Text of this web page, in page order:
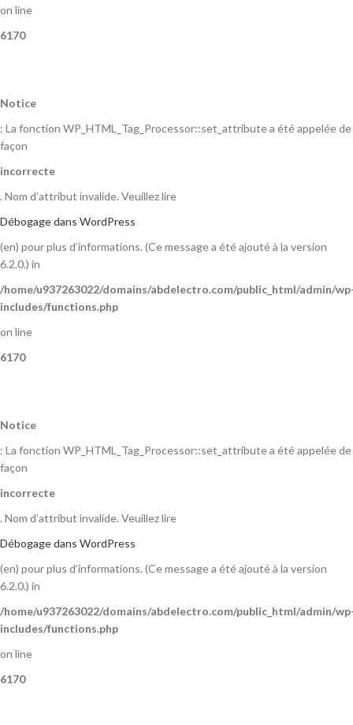
on line
6170
Notice
: La fonction WP_HTML_Tag_Processor::set_attribute a été appelée de
façon
incorrecte
. Nom d’attribut invalide. Veuillez lire
Débogage dans WordPress
(en) pour plus d’informations. (Ce message a été ajouté à la version
6.2.0.) in
/home/u937263022/domains/abdelectro.com/public_html/admin/
includes/functions.php
on line
6170
Notice
: La fonction WP_HTML_Tag_Processor::set_attribute a été appelée de
façon
incorrecte
. Nom d’attribut invalide. Veuillez lire
Débogage dans WordPress
(en) pour plus d’informations. (Ce message a été ajouté à la version
6.2.0.) in
/home/u937263022/domains/abdelectro.com/public_html/admin/
includes/functions.php
on line
6170